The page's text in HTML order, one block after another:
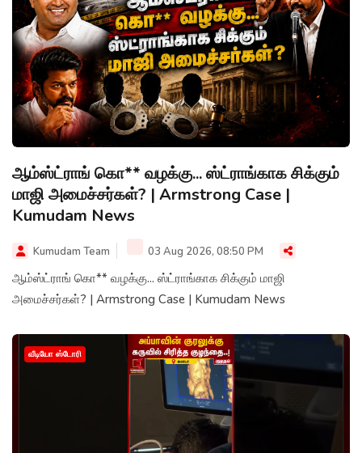
ஆம்ஸ்ட்ராங் கொ** வழக்கு... ஸ்ட்ராங்காக சிக்கும்
மாஜி அமைச்சர்கள்? | Armstrong Case |
Kumudam News
Kumudam Team 03 Aug 2026, 08:50 PM
ஆம்ஸ்ட்ராங் கொ** வழக்கு... ஸ்ட்ராங்காக சிக்கும் மாஜி
அமைச்சர்கள்? | Armstrong Case | Kumudam News
வீடியோ ஸ்டோரி